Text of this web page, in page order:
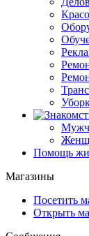
Помощь
Магазины
Посетить
Открыть